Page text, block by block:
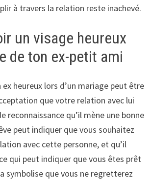
à travers la relation reste inachevé.
un visage heureux
de ton ex-petit ami
ex heureux lors d’un mariage peut être
que votre relation avec lui
reconnaissance qu’il mène une bonne
peut indiquer que vous souhaitez
avec cette personne, et qu’il
qui peut indiquer que vous êtes prêt
symbolise que vous ne regretterez